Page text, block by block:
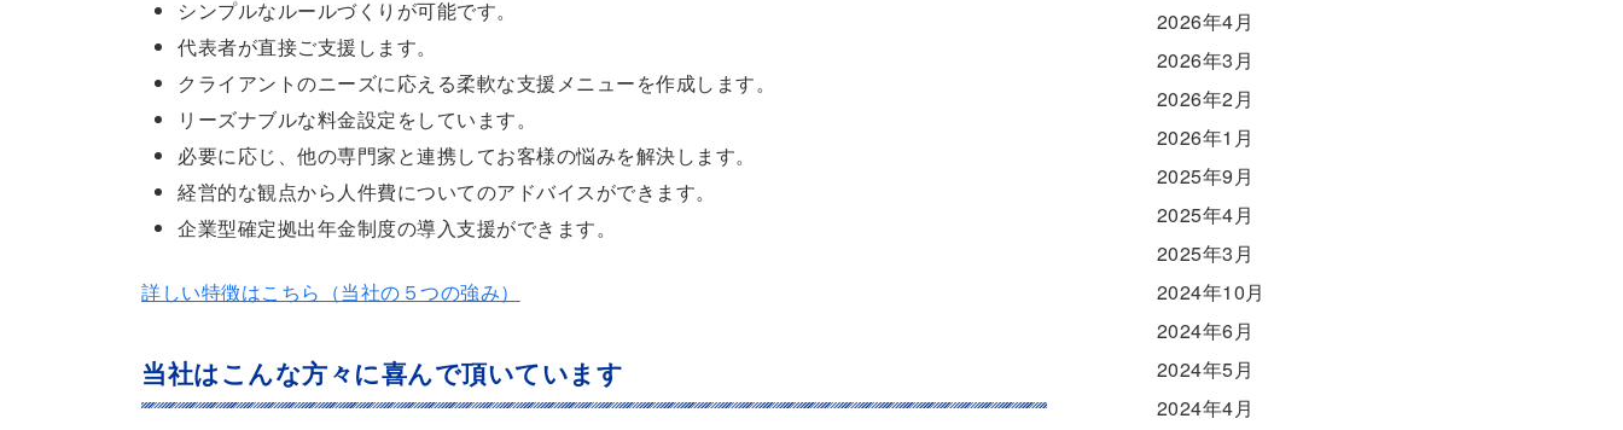
シンプルなルールづくりが可能です。
代表者が直接ご支援します。
クライアントのニーズに応える柔軟な支援メニューを作成します。
リーズナブルな料金設定をしています。
必要に応じ、他の専門家と連携してお客様の悩みを解決します。
経営的な観点から人件費についてのアドバイスができます。
企業型確定拠出年金制度の導入支援ができます。
詳しい特徴はこちら（当社の５つの強み）
当社はこんな方々に喜んで頂いています
2026年4月
2026年3月
2026年2月
2026年1月
2025年9月
2025年4月
2025年3月
2024年10月
2024年6月
2024年5月
2024年4月